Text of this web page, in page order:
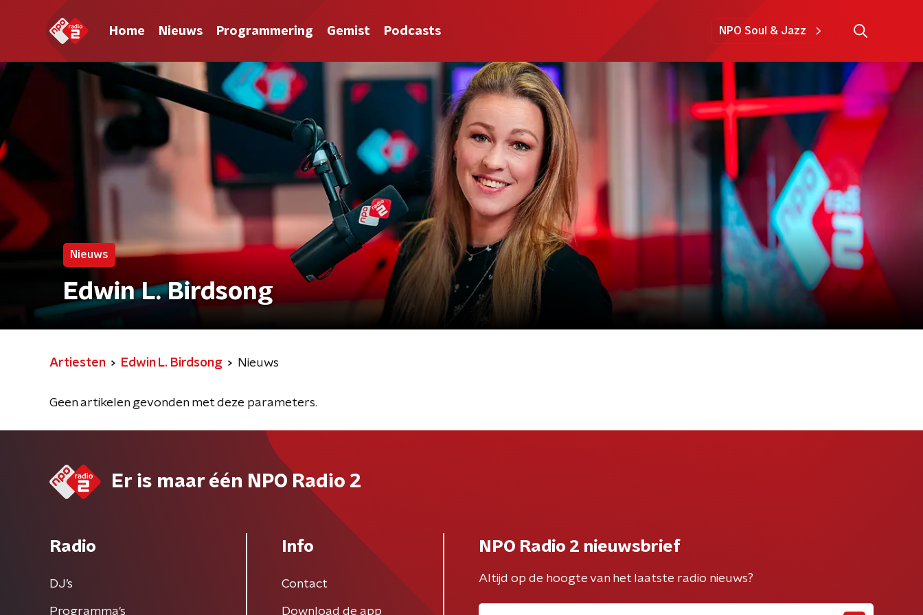
Home Nieuws Programmering Gemist Podcasts NPO Soul & Jazz
Nieuws
Edwin L. Birdsong
Artiesten Edwin L. Birdsong Nieuws
Geen artikelen gevonden met deze parameters.
Er is maar één NPO Radio 2
Radio
DJ’s
Programma's
Info
Contact
Download de app
NPO Radio 2 nieuwsbrief
Altijd op de hoogte van het laatste radio nieuws?